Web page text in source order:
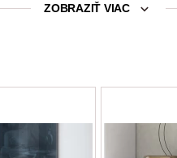
(nastavenie ľubovoľnej
ZOBRAZIŤ VIAC